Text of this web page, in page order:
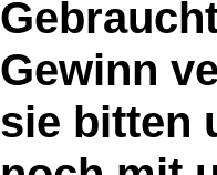
Gewinn
sie bitten